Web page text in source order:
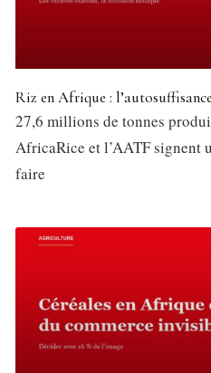
Riz en Afrique :
27,6 millions de tonnes
AfricaRice et l’AATF signent
faire